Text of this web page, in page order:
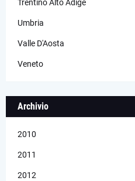
Trentino Alto Adige
Umbria
Valle D'Aosta
Veneto
Archivio
2010
2011
2012